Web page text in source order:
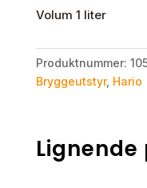
Volum 1 liter
Produktnummer:
Bryggeutstyr, Hario